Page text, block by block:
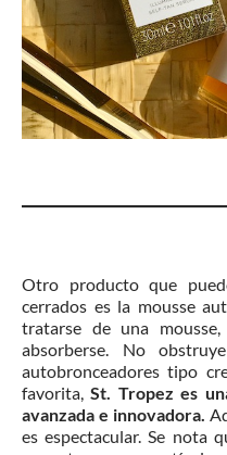
Otro producto que
cerrados es la mousse
tratarse de una
absorberse. No
autobronceadores tipo
favorita, St. Tropez es
avanzada e innovadora.
es espectacular. Se nota